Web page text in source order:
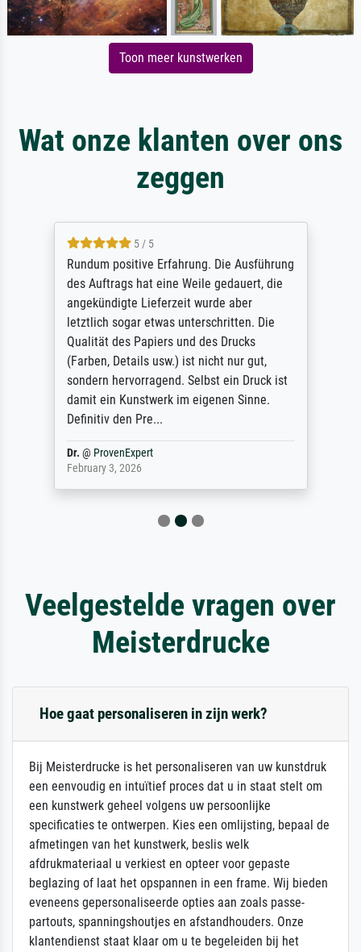
Toon meer kunstwerken
Wat onze klanten over ons
zeggen
5 / 5
Rundum positive Erfahrung. Die Ausführung
des Auftrags hat eine Weile gedauert, die
angekündigte Lieferzeit wurde aber
letztlich sogar etwas unterschritten. Die
Qualität des Papiers und des Drucks
(Farben, Details usw.) ist nicht nur gut,
sondern hervorragend. Selbst ein Druck ist
damit ein Kunstwerk im eigenen Sinne.
Definitiv den Pre...
Dr. @ ProvenExpert
February 3, 2026
Veelgestelde vragen over
Meisterdrucke
Hoe gaat personaliseren in zijn werk?
Bij Meisterdrucke is het personaliseren van uw kunstdruk
een eenvoudig en intuïtief proces dat u in staat stelt om
een kunstwerk geheel volgens uw persoonlijke
specificaties te ontwerpen. Kies een omlijsting, bepaal de
afmetingen van het kunstwerk, beslis welk
afdrukmateriaal u verkiest en opteer voor gepaste
beglazing of laat het opspannen in een frame. Wij bieden
eveneens gepersonaliseerde opties aan zoals passe-
partouts, spanningshoutjes en afstandhouders. Onze
klantendienst staat klaar om u te begeleiden bij het